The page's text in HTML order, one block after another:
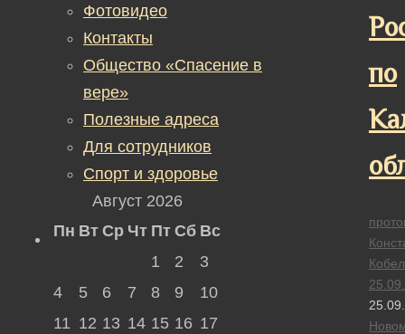
по
Фотовидео
Контакты
Общество «Спасение в
вере»
Полезные адреса
Для сотрудников
Спорт и здоровье
Август 2026
Пн Вт Ср Чт Пт Сб Вс
1
2
3
4
5 6 7 8 9
10
11 12 13 14 15 16 17